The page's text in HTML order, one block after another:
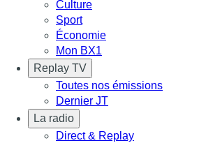
Culture
Sport
Économie
Mon BX1
Replay TV
Toutes nos émissions
Dernier JT
La radio
Direct & Replay